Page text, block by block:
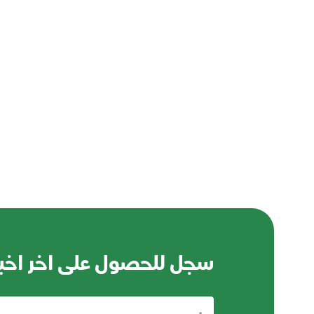
سجل للحصول على اخر